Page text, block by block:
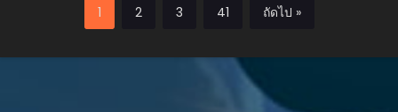
1 2 3 41 ถัดไป »